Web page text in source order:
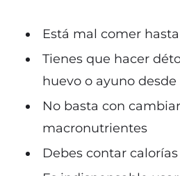
Está mal comer
Tienes que hacer
huevo o ayuno
No basta con
macronutrientes
Debes contar calorías